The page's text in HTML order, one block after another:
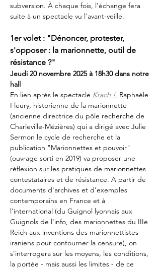
subversion. À chaque fois, l'échange fera
suite à un spectacle vu l'avant-veille.
1er volet : "Dénoncer, protester,
s'opposer : la marionnette, outil de
résistance ?"
Jeudi 20 novembre 2025 à 18h30 dans notre
hall
En lien après le spectacle Krach !, Raphaèle
Fleury, historienne de la marionnette
(ancienne directrice du pôle recherche de
Charleville-Mézières) qui a dirigé avec Julie
Sermon le cycle de recherche et la
publication "Marionnettes et pouvoir"
(ouvrage sorti en 2019) va proposer une
réflexion sur les pratiques de marionnettes
contestataires et de résistance. A partir de
documents d'archives et d'exemples
contemporains en France et à
l'international (du Guignol lyonnais aux
Guignols de l'info, des marionnettes du IIIe
Reich aux inventions des marionnettistes
iraniens pour contourner la censure), on
s'interrogera sur les moyens, les conditions,
la portée - mais aussi les limites - de ce